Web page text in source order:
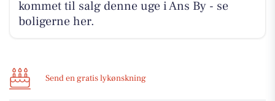
kommet til salg denne uge i Ans By - se
boligerne her.
Send en gratis lykønskning